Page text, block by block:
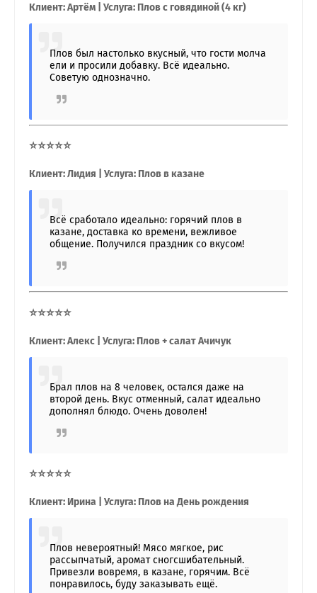
Клиент: Артём | Услуга: Плов с говядиной (4 кг)
Плов был настолько вкусный, что гости молча
ели и просили добавку. Всё идеально.
Советую однозначно.
⭐⭐⭐⭐⭐
Клиент: Лидия | Услуга: Плов в казане
Всё сработало идеально: горячий плов в
казане, доставка ко времени, вежливое
общение. Получился праздник со вкусом!
⭐⭐⭐⭐⭐
Клиент: Алекс | Услуга: Плов + салат Ачичук
Брал плов на 8 человек, остался даже на
второй день. Вкус отменный, салат идеально
дополнял блюдо. Очень доволен!
⭐⭐⭐⭐⭐
Клиент: Ирина | Услуга: Плов на День рождения
Плов невероятный! Мясо мягкое, рис
рассыпчатый, аромат сногсшибательный.
Привезли вовремя, в казане, горячим. Всё
понравилось, буду заказывать ещё.